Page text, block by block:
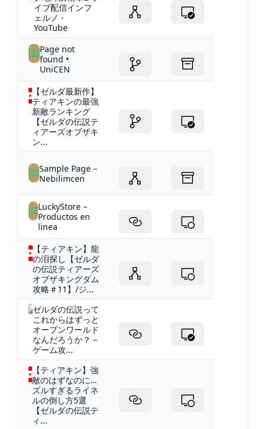
イブ配信インフ
ェルノ -
YouTube
Page not
found •
UniCEN
【ゼルダ最新作】
ティアキンの最強
新敵ランキング
【ゼルダの伝説テ
ィアーズオブザキ
ン...
Sample Page –
Nebilimcen
LuckyStore –
Productos en
linea
【ティアキン】龍
の泪探し【ゼルダ
の伝説ティアーズ
オブザキングダム
攻略＃11】/ジ...
ゼルダの伝説って
これからはずっと
オープンワールド
なんだろうか？ –
ゲーム攻...
【ティアキン】強
敵のはずなのに…
ズルすぎるライネ
ルの倒し方5選
【ゼルダの伝説テ
ィ...